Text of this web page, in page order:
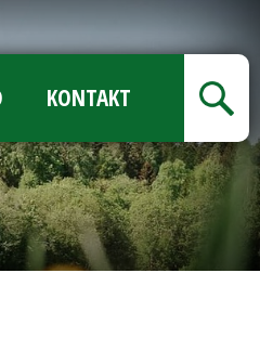
KONTAKT